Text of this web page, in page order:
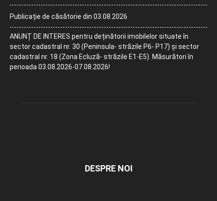
Publicație de căsătorie din 03.08.2026
ANUNȚ DE INTERES pentru deținătorii imobilelor situate în
sector cadastral nr. 30 (Peninsula- străzile P6- P17) și sector
cadastral nr. 18 (Zona Ecluză- străzile E1-E5). Măsurători în
perioada 03.08.2026-07.08.2026!
DESPRE NOI